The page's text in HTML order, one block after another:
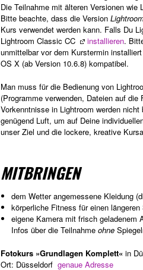
Die Teilnahme mit älteren Versionen
Bitte beachte, dass die Version
Kurs verwendet werden kann. Falls Du
Lightroom Classic CC
installieren.
unmittelbar vor dem Kurstermin
OS X (ab Version 10.6.8) kompatibel.
Man muss für die Bedienung von
(Programme verwenden, Dateien auf
Vorkenntnisse in Lightroom werden
genügend Luft, um auf Deine
unser Ziel und die lockere, kreative
MITBRINGEN
dem Wetter angemessene Kleidung
körperliche Fitness für einen längeren
eigene Kamera mit frisch geladenem
Infos über die Teilnahme ohne
Fotokurs »Grundlagen Komplett« in
Ort: Düsseldorf genaue Adresse